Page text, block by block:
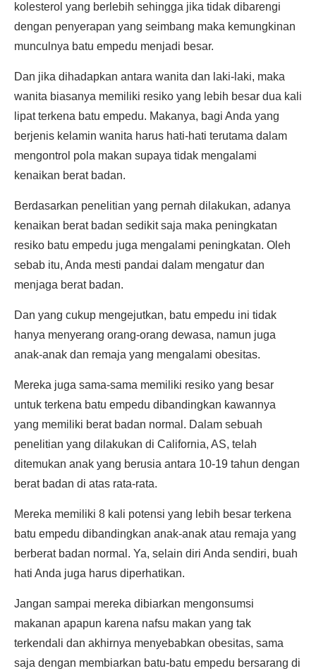
kolesterol yang berlebih sehingga jika tidak dibarengi
dengan penyerapan yang seimbang maka kemungkinan
munculnya batu empedu menjadi besar.
Dan jika dihadapkan antara wanita dan laki-laki, maka
wanita biasanya memiliki resiko yang lebih besar dua kali
lipat terkena batu empedu. Makanya, bagi Anda yang
berjenis kelamin wanita harus hati-hati terutama dalam
mengontrol pola makan supaya tidak mengalami
kenaikan berat badan.
Berdasarkan penelitian yang pernah dilakukan, adanya
kenaikan berat badan sedikit saja maka peningkatan
resiko batu empedu juga mengalami peningkatan. Oleh
sebab itu, Anda mesti pandai dalam mengatur dan
menjaga berat badan.
Dan yang cukup mengejutkan, batu empedu ini tidak
hanya menyerang orang-orang dewasa, namun juga
anak-anak dan remaja yang mengalami obesitas.
Mereka juga sama-sama memiliki resiko yang besar
untuk terkena batu empedu dibandingkan kawannya
yang memiliki berat badan normal. Dalam sebuah
penelitian yang dilakukan di California, AS, telah
ditemukan anak yang berusia antara 10-19 tahun dengan
berat badan di atas rata-rata.
Mereka memiliki 8 kali potensi yang lebih besar terkena
batu empedu dibandingkan anak-anak atau remaja yang
berberat badan normal. Ya, selain diri Anda sendiri, buah
hati Anda juga harus diperhatikan.
Jangan sampai mereka dibiarkan mengonsumsi
makanan apapun karena nafsu makan yang tak
terkendali dan akhirnya menyebabkan obesitas, sama
saja dengan membiarkan batu-batu empedu bersarang di